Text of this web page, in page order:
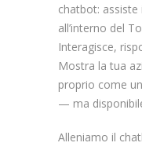
chatbot: assiste
all’interno del
Interagisce,
Mostra la tua
proprio come
— ma
Alleniamo il